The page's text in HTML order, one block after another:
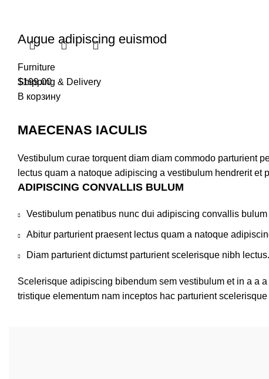
Augue adipiscing euismod
Furniture
$199.00
В корзину
Shipping & Delivery
MAECENAS IACULIS
Vestibulum curae torquent diam diam commodo parturient
lectus quam a natoque adipiscing a vestibulum hendrerit et
ADIPISCING CONVALLIS BULUM
Vestibulum penatibus nunc dui adipiscing convallis
Abitur parturient praesent lectus quam a natoque
Diam parturient dictumst parturient scelerisque nibh lectus.
Scelerisque adipiscing bibendum sem vestibulum et in a a
tristique elementum nam inceptos hac parturient